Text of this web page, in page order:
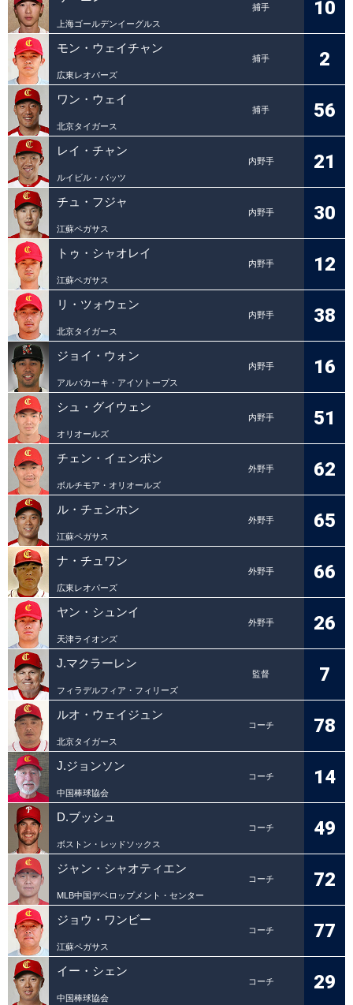
捕手
上海ゴールデンイーグルス
10
モン・ウェイチャン
捕手
広東レオパーズ
2
ワン・ウェイ
捕手
北京タイガース
56
レイ・チャン
内野手
ルイビル・バッツ
21
チュ・フジャ
内野手
江蘇ペガサス
30
トゥ・シャオレイ
内野手
江蘇ペガサス
12
リ・ツォウェン
内野手
北京タイガース
38
ジョイ・ウォン
内野手
アルバカーキ・アイソトープス
16
シュ・グイウェン
内野手
オリオールズ
51
チェン・イェンポン
外野手
ボルチモア・オリオールズ
62
ル・チェンホン
外野手
江蘇ペガサス
65
ナ・チュワン
外野手
広東レオパーズ
66
ヤン・シュンイ
外野手
天津ライオンズ
26
J.マクラーレン
監督
フィラデルフィア・フィリーズ
7
ルオ・ウェイジュン
コーチ
北京タイガース
78
J.ジョンソン
コーチ
中国棒球協会
14
D.ブッシュ
コーチ
ボストン・レッドソックス
49
ジャン・シャオティエン
コーチ
MLB中国デベロップメント・センター
72
ジョウ・ワンビー
コーチ
江蘇ペガサス
77
イー・シェン
コーチ
中国棒球協会
29